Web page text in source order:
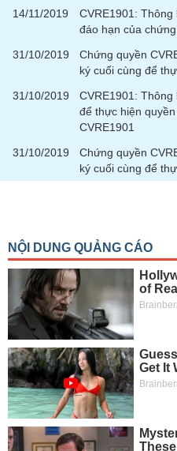
14/11/2019
CVRE1901:
đáo hạn của
31/10/2019
Chứng quyền
ký cuối cùng để
31/10/2019
CVRE1901:
để thực hiện
CVRE1901
31/10/2019
Chứng quyền
ký cuối cùng để